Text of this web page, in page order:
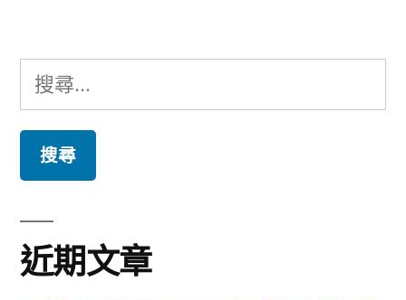
搜
尋
鍵
字:
近期文章